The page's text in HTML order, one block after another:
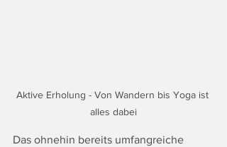
Aktive Erholung - Von Wandern bis Yoga ist
alles dabei
Das ohnehin bereits umfangreiche